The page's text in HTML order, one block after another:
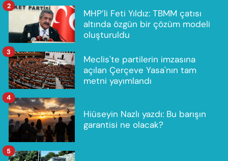
MHP’li Feti Yıldız: TBMM çatısı
altında özgün bir çözüm modeli
oluşturuldu
2
Meclis'te partilerin imzasına
açılan Çerçeve Yasa'nın tam
metni yayımlandı
3
Hiüseyin Nazlı yazdı: Bu barışın
garantisi ne olacak?
4
5